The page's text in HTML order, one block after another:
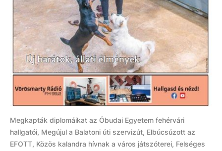
Megkapták diplomáikat az Óbudai Egyetem fehérvári
hallgatói, Megújul a Balatoni úti szervizút, Elbúcsúzott az
EFOTT, Közös kalandra hívnak a város játszóterei, Felséges